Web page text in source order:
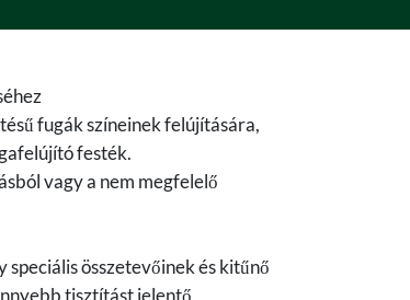
fugák színeinek felújítására,
festék.
vagy a nem megfelelő
összetevőinek és kitűnő
tisztítást jelentő